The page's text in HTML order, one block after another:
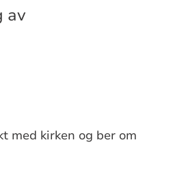
av
med kirken og ber om